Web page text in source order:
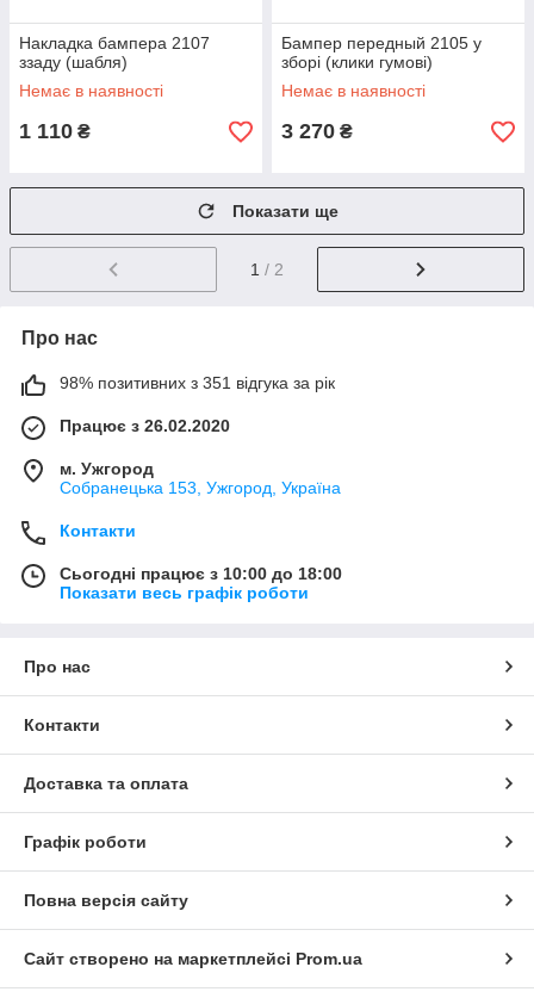
Накладка бампера 2107
ззаду (шабля)
Немає в наявності
1 110 ₴
Бампер передный 2105 у
зборі (клики гумові)
Немає в наявності
3 270 ₴
Показати ще
1 / 2
Про нас
98% позитивних з 351 відгука за рік
Працює з 26.02.2020
м. Ужгород
Собранецька 153, Ужгород, Україна
Контакти
Сьогодні працює з 10:00 до 18:00
Показати весь графік роботи
Про нас
Контакти
Доставка та оплата
Графік роботи
Повна версія сайту
Сайт створено на маркетплейсі Prom.ua